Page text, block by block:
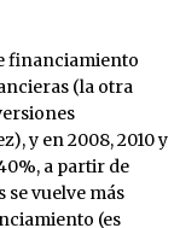
financiamiento
(la otra
y en 2008, 2010 y
a partir de
vuelve más
(es